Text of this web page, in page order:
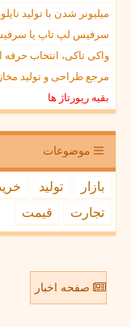
میلیونر شدن با تولید
سرفیس لپ تاپ یا
واکی تاکی، انتخاب
مرجع طراحی و تولید
بقیه رپورتاژ ها
موضوعات
بازار تولید
تجارت
قیمت
صفحه اخبار